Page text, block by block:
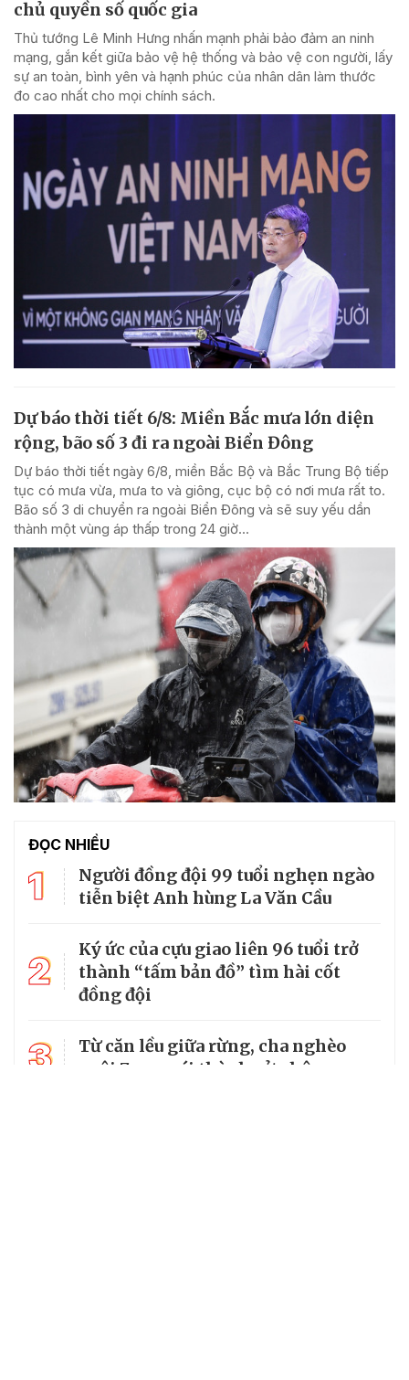
chủ quyền số quốc gia
Thủ tướng Lê Minh Hưng nhấn mạnh phải bảo đảm an ninh
mạng, gắn kết giữa bảo vệ hệ thống và bảo vệ con người, lấy
sự an toàn, bình yên và hạnh phúc của nhân dân làm thước
đo cao nhất cho mọi chính sách.
Dự báo thời tiết 6/8: Miền Bắc mưa lớn diện
rộng, bão số 3 đi ra ngoài Biển Đông
Dự báo thời tiết ngày 6/8, miền Bắc Bộ và Bắc Trung Bộ tiếp
tục có mưa vừa, mưa to và giông, cục bộ có nơi mưa rất to.
Bão số 3 di chuyển ra ngoài Biển Đông và sẽ suy yếu dần
thành một vùng áp thấp trong 24 giờ...
ĐỌC NHIỀU
1
Người đồng đội 99 tuổi nghẹn ngào
tiễn biệt Anh hùng La Văn Cầu
2
Ký ức của cựu giao liên 96 tuổi trở
thành “tấm bản đồ” tìm hài cốt
đồng đội
3
Từ căn lều giữa rừng, cha nghèo
nuôi 7 con gái thành cử nhân